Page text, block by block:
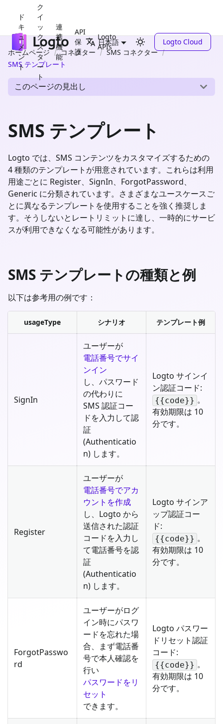
ド
キ
ュ
メ
ン
ト
ク
イ
ッ
ク
ス
タ
ー
ト
連
携
機
能
API
保
護
Logto
APIs
日本語
Logto Cloud
ホームページ
コネクター
SMS コネクター
SMS テンプレート
このページの見出し
SMS テンプレート
Logto では、SMS コンテンツをカスタマイズするための
4 種類のテンプレートが用意されています。これらは利用
用途ごとに Register、SignIn、ForgotPassword、
Generic に分類されています。さまざまなユースケースご
とに異なるテンプレートを使用することを強く推奨しま
す。そうしないとレートリミットに達し、一時的にサービ
スが利用できなくなる可能性があります。
SMS テンプレートの種類と例
以下は参考用の例です：
usageType シナリオ テンプレート例
SignIn
ユーザーが
電話番号でサイ
ンイン
し、パスワード
の代わりに
SMS 認証コー
ドを入力して認
証
(Authenticatio
n) します。
Logto サインイ
ン認証コード:
{{code}} 。
有効期限は 10
分です。
Register
ユーザーが
電話番号でアカ
ウントを作成
し、Logto から
送信された認証
コードを入力し
て電話番号を認
証
(Authenticatio
n) します。
Logto サインア
ップ認証コー
ド:
{{code}} 。
有効期限は 10
分です。
ForgotPasswo
rd
ユーザーがログ
イン時にパスワ
ードを忘れた場
合、まず電話番
号で本人確認を
行い
パスワードをリ
セット
できます。
Logto パスワー
ドリセット認証
コード:
{{code}} 。
有効期限は 10
分です。